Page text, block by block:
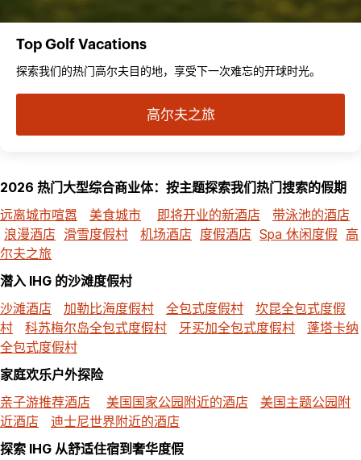
Top Golf Vacations
探索我们的热门高尔夫目的地，享受下一次难忘的开球时光。
高尔夫之旅
2026 热门大型综合商业体：按主题探索我们热门搜索的假期
远离城市喧嚣
美食城市 即将开业的新酒店
带泳池的酒店
浪漫酒店 滑雪度假村 机场酒店 度假酒店 Spa 休闲度假 高
尔夫之旅
潜入 IHG 的沙滩度假村
沙滩酒店
加勒比海度假村 全包式度假村
坎昆全包式度假
村
科苏梅尔岛全包式度假村 牙买加全包式度假村
蓬塔卡纳
全包式度假村
家庭欢乐户外探险
亲子游推荐酒店
美国国家公园附近的酒店
美国主题公园附
近酒店
迪士尼世界附近的酒店
探索 IHG 从舒适住宿到奢华度假